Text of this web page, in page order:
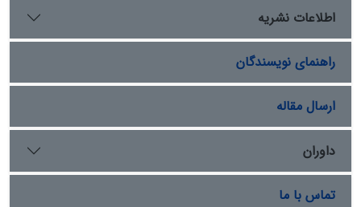
مدل گوسی در مقیاس‌های زمانی 1، 6، 9، 12و 24 ماهه و مدل
نمایی در مقیاس‌های زمانی 3 و 48 ماهه، مناسبترین مدل‌ها
جهت برازش واریوگرام انتخاب گردید. در نهایت، بهترین روش‌
میان‌یابی در هر مقیاس جهت تهیه نقشه‌های وسعت
خشکسالی در سال آبی 1386-1387بدست آمد که نتایج نشان
داد با افزایش مقیاس زمانی ، وسعت خشکسالی و همچنین
وضعیت خشکسالی‌ها از شرق به غرب استان کاهش یافته
است.
اطلاعات نشریه
راهنمای نویسندگان
ارسال مقاله
داوران
تماس با ما